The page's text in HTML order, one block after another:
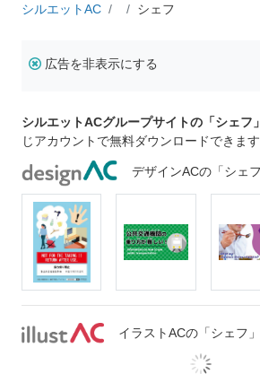
シルエットAC シェフ
広告を非表示にする
シルエットACグループサイトの「シェフ
じアカウントで無料ダウンロードできます
デザインACの「シェ
イラストACの「シェフ